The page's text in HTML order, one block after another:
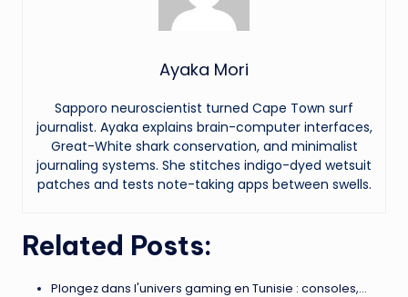
Ayaka Mori
Sapporo neuroscientist turned Cape Town surf
journalist. Ayaka explains brain-computer interfaces,
Great-White shark conservation, and minimalist
journaling systems. She stitches indigo-dyed wetsuit
patches and tests note-taking apps between swells.
Related Posts:
Plongez dans l'univers gaming en Tunisie : consoles,…